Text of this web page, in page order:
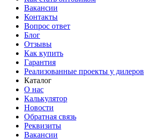
Вакансии
Контакты
Вопрос ответ
Блог
Отзывы
Как купить
Гарантия
Реализованные проекты у дилеров
Каталог
О нас
Калькулятор
Новости
Обратная связь
Реквизиты
Вакансии